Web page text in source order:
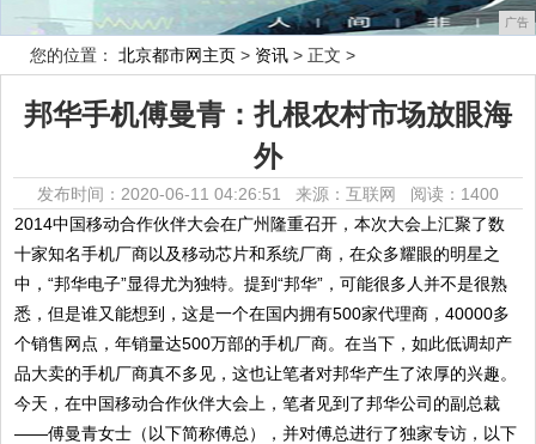
广告
您的位置： 北京都市网主页 > 资讯 > 正文 >
邦华手机傅曼青：扎根农村市场放眼海
外
发布时间：2020-06-11 04:26:51 来源：互联网 阅读：1400
2014中国移动合作伙伴大会在广州隆重召开，本次大会上汇聚了数
十家知名手机厂商以及移动芯片和系统厂商，在众多耀眼的明星之
中，“邦华电子”显得尤为独特。提到“邦华”，可能很多人并不是很熟
悉，但是谁又能想到，这是一个在国内拥有500家代理商，40000多
个销售网点，年销量达500万部的手机厂商。在当下，如此低调却产
品大卖的手机厂商真不多见，这也让笔者对邦华产生了浓厚的兴趣。
今天，在中国移动合作伙伴大会上，笔者见到了邦华公司的副总裁
——傅曼青女士（以下简称傅总），并对傅总进行了独家专访，以下